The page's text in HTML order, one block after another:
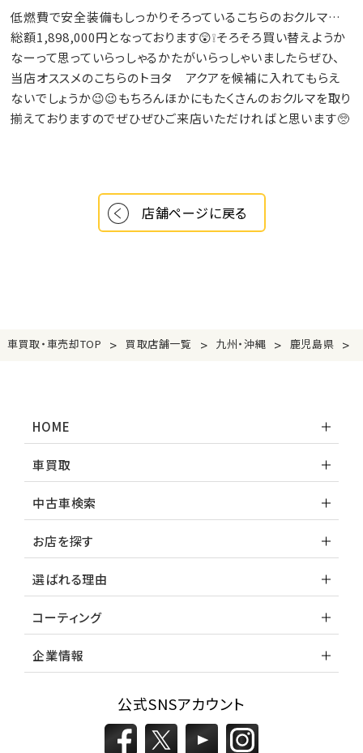
低燃費で安全装備もしっかりそろっているこちらのおクルマ…
総額1,898,000円となっております😲❕そろそろ買い替えようか
なーって思っていらっしゃるかたがいらっしゃいましたらぜひ、
当店オススメのこちらのトヨタ アクアを候補に入れてもらえ
ないでしょうか😉😉もちろんほかにもたくさんのおクルマを取り
揃えておりますのでぜひぜひご来店いただければと思います🥺
店舗ページに戻る
車買取・車売却TOP > 買取店舗一覧 > 九州・沖縄 > 鹿児島県 >
HOME
車買取
中古車検索
お店を探す
選ばれる理由
コーティング
企業情報
公式SNSアカウント